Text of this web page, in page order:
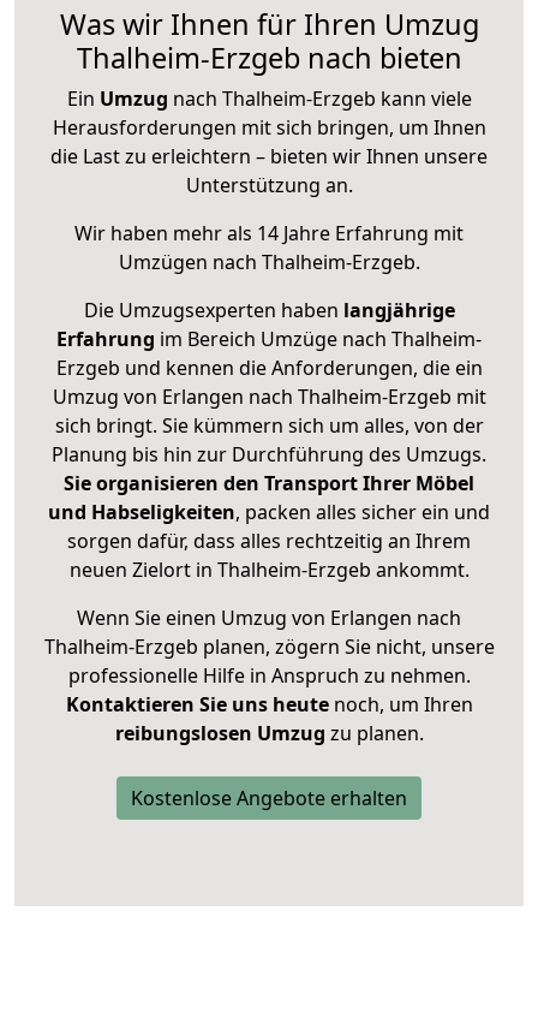
Was wir Ihnen für Ihren Umzug
Thalheim-Erzgeb nach bieten
Ein Umzug nach Thalheim-Erzgeb kann viele
Herausforderungen mit sich bringen, um Ihnen
die Last zu erleichtern – bieten wir Ihnen unsere
Unterstützung an.
Wir haben mehr als 14 Jahre Erfahrung mit
Umzügen nach Thalheim-Erzgeb.
Die Umzugsexperten haben langjährige
Erfahrung im Bereich Umzüge nach Thalheim-
Erzgeb und kennen die Anforderungen, die ein
Umzug von Erlangen nach Thalheim-Erzgeb mit
sich bringt. Sie kümmern sich um alles, von der
Planung bis hin zur Durchführung des Umzugs.
Sie organisieren den Transport Ihrer Möbel
und Habseligkeiten, packen alles sicher ein und
sorgen dafür, dass alles rechtzeitig an Ihrem
neuen Zielort in Thalheim-Erzgeb ankommt.
Wenn Sie einen Umzug von Erlangen nach
Thalheim-Erzgeb planen, zögern Sie nicht, unsere
professionelle Hilfe in Anspruch zu nehmen.
Kontaktieren Sie uns heutenoch, um Ihren
reibungslosen Umzug zu planen.
Kostenlose Angebote erhalten